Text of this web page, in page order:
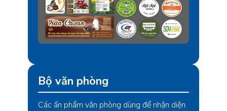
Bộ văn phòng
Các ấn phẩm văn phòng dùng để nhận diện